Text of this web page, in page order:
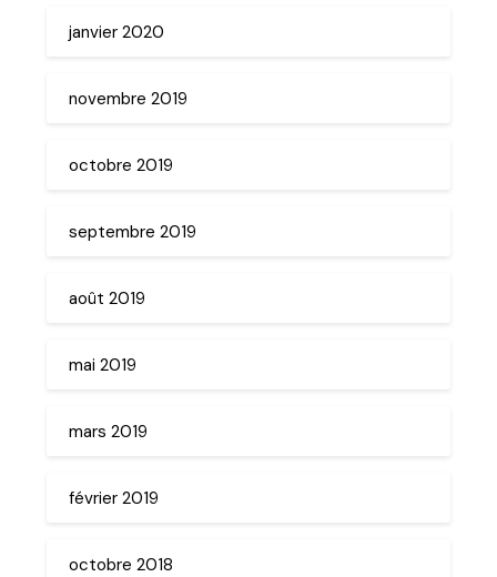
janvier 2020
novembre 2019
octobre 2019
septembre 2019
août 2019
mai 2019
mars 2019
février 2019
octobre 2018